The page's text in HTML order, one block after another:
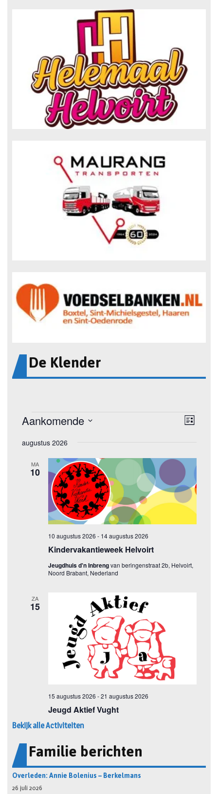
De Klender
Bekijk alle Activiteiten
Familie berichten
Overleden: Annie Bolenius – Berkelmans
26 juli 2026